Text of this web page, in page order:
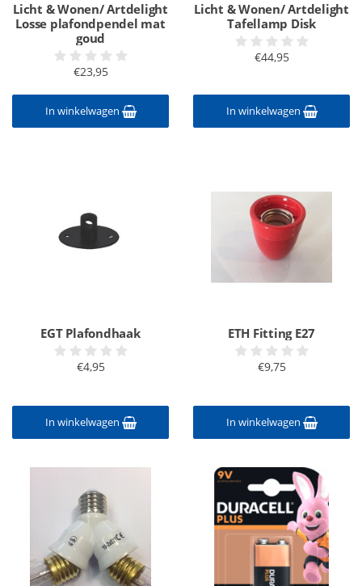
Licht & Wonen/ Artdelight
Losse plafondpendel mat
goud
€23,95
In winkelwagen
Licht & Wonen/ Artdelight
Tafellamp Disk
€44,95
In winkelwagen
EGT Plafondhaak
€4,95
In winkelwagen
ETH Fitting E27
€9,75
In winkelwagen